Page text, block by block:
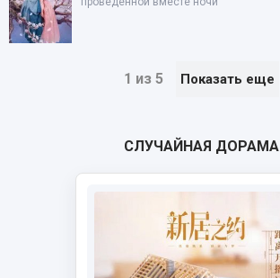
1 из 5 Показать еще
СЛУЧАЙНАЯ ДОРАМА